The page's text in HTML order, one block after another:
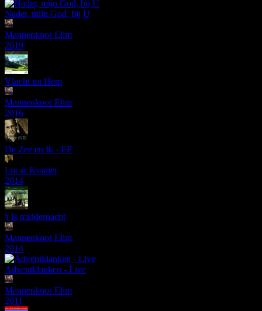
Nader, mijn God, bij U
Mannenkoor Elim
2019
Vlucht tot Hem
Mannenkoor Elim
2016
De Zee en Ik - EP
Lucas Kramer
2014
't Is middernacht
Mannenkoor Elim
2014
Adventklanken - Live
Mannenkoor Elim
2011